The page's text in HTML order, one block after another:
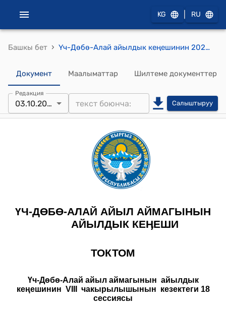
KG RU
Башкы бет › Үч-Дөбө-Алай айылдык кеңешинин 2025-жылдын 03-октябрындагы, №42, Үч-Дөбө-Алай айыл өкмөтүнүн жергиликтүү бюджетинин 2025-жылга бекитилген сметасынын киреше жана чыгаша бөлүгүнүн планына өзгөртүү киргизип тактоо жөнүндө токтому
Документ Маалыматтар Шилтеме документтер
Редакция
03.10.2025 Салыштыруу